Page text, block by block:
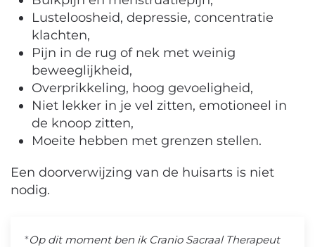
Lusteloosheid, depressie, concentratie
klachten,
Pijn in de rug of nek met weinig
beweeglijkheid,
Overprikkeling, hoog gevoeligheid,
Niet lekker in je vel zitten, emotioneel in
de knoop zitten,
Moeite hebben met grenzen stellen.
Een doorverwijzing van de huisarts is niet
nodig.
*Op dit moment ben ik Cranio Sacraal Therapeut